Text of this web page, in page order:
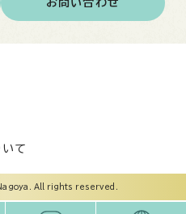
お問い合わせ
いて
All rights reserved.